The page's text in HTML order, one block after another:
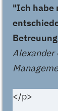
"Ich habe
Alexander
</p>